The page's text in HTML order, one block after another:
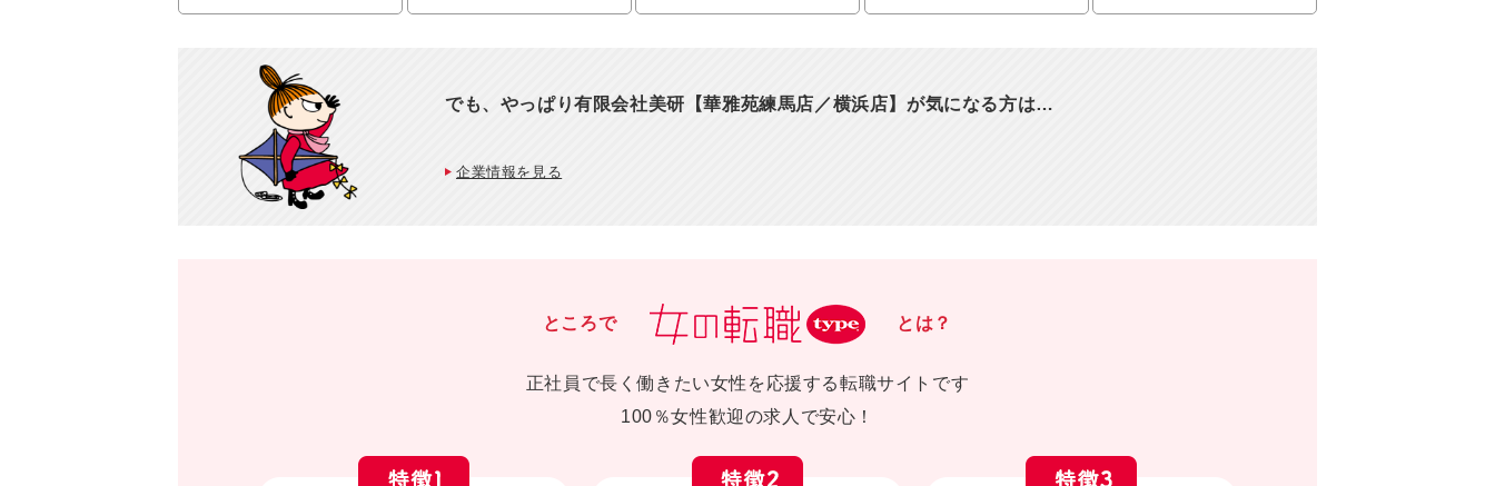
でも、やっぱり有限会社美研【華雅苑練馬店／横浜店】が気になる方は…
企業情報を見る
ところで とは？
正社員で長く働きたい女性を応援する転職サイトです
100％女性歓迎の求人で安心！